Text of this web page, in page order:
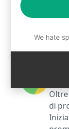
Passo
di
We hate